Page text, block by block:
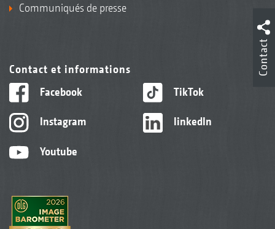
Communiqués de presse
Contact et informations
Facebook
Instagram
Youtube
TikTok
linkedIn
Contact